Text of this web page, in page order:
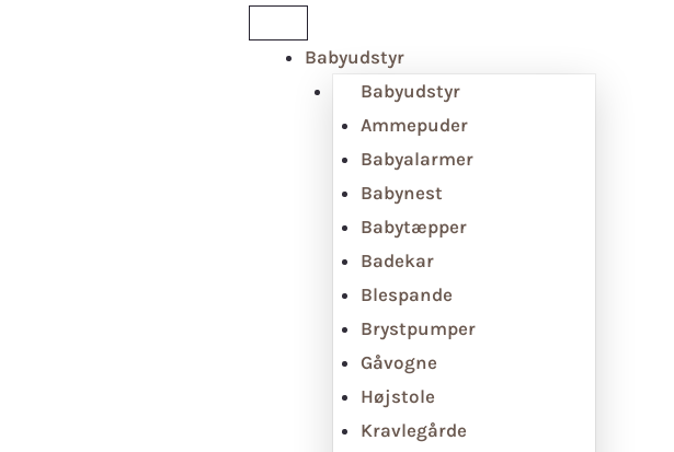
Babyudstyr
Babyudstyr
Ammepuder
Babyalarmer
Babynest
Babytæpper
Badekar
Blespande
Brystpumper
Gåvogne
Højstole
Kravlegårde